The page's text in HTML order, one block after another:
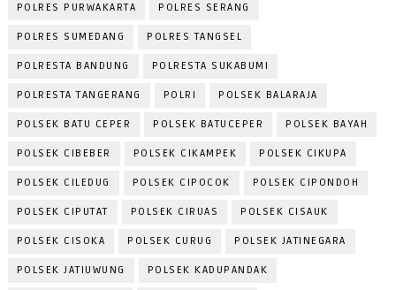
POLRES PURWAKARTA POLRES SERANG
POLRES SUMEDANG POLRES TANGSEL
POLRESTA BANDUNG POLRESTA SUKABUMI
POLRESTA TANGERANG POLRI POLSEK BALARAJA
POLSEK BATU CEPER POLSEK BATUCEPER POLSEK BAYAH
POLSEK CIBEBER POLSEK CIKAMPEK POLSEK CIKUPA
POLSEK CILEDUG POLSEK CIPOCOK POLSEK CIPONDOH
POLSEK CIPUTAT POLSEK CIRUAS POLSEK CISAUK
POLSEK CISOKA POLSEK CURUG POLSEK JATINEGARA
POLSEK JATIUWUNG POLSEK KADUPANDAK